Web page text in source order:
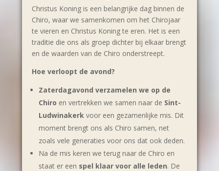
Christus Koning is een belangrijke dag binnen de
Chiro, waar we samenkomen om het Chirojaar
te vieren en Christus Koning te eren. Het is een
traditie die ons als groep dichter bij elkaar brengt
en de waarden van de Chiro onderstreept.
Hoe verloopt de avond?
Zaterdagavond verzamelen we op de
Chiro en vertrekken we samen naar de Sint-
Ludwinakerkvoor een gezamenlijke mis. Dit
moment brengt ons als Chiro samen, net
zoals vele generaties voor ons dat ook deden.
Na de mis keren we terug naar de Chiro en
staat er een spel klaar voor alle leden. De